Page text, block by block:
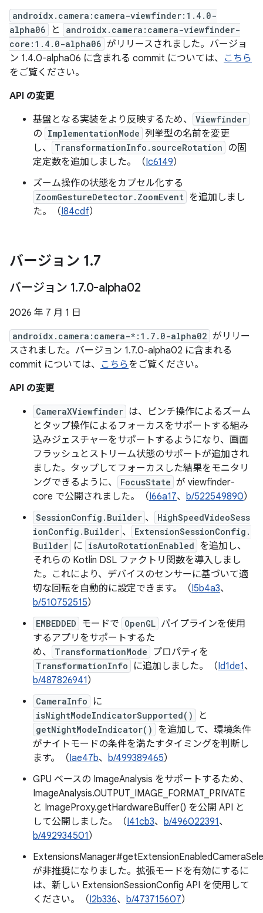
androidx.camera:camera-viewfinder:1.4.0-
alpha06
と
androidx.camera:camera-viewfinder-
core:1.4.0-alpha06 がリリースされました。バージョ
ン 1.4.0-alpha06 に含まれる commit については、 こちら
をご覧ください。
API の変更
基盤となる実装をより反映するため、
Viewfinder
の ImplementationMode 列挙型の名前を変更
し、
TransformationInfo.sourceRotation の固
定定数を追加しました。（Ic6149）
ズーム操作の状態をカプセル化する
ZoomGestureDetector.ZoomEvent を追加しまし
た。（I84cdf）
バージョン 1.7
バージョン 1.7.0-alpha02
2026 年 7 月 1 日
androidx.camera:camera-*:1.7.0-alpha02 がリリー
スされました。バージョン 1.7.0-alpha02 に含まれる
commit については、 こちらをご覧ください。
API の変更
CameraXViewfinder は、ピンチ操作によるズーム
とタップ操作によるフォーカスをサポートする組み
込みジェスチャーをサポートするようになり、画面
フラッシュとストリーム状態のサポートが追加され
ました。タップしてフォーカスした結果をモニタリ
ングできるように、
FocusState が viewfinder-
core で公開されました。（I66a17、 b/522549890）
SessionConfig.Builder 、
HighSpeedVideoSess
ionConfig.Builder 、
ExtensionSessionConfig.
Builder に isAutoRotationEnabled を追加し、
それらの Kotlin DSL ファクトリ関数を導入しまし
た。これにより、デバイスのセンサーに基づいて適
切な回転を自動的に設定できます。（I5b4a3、
b/510752515）
EMBEDDED モードで OpenGL パイプラインを使用
するアプリをサポートするた
め、
TransformationMode プロパティを
TransformationInfo に追加しました。（Id1de1、
b/487826941）
CameraInfo に
isNightModeIndicatorSupported() と
getNightModeIndicator()
を追加して、環境条件
がナイトモードの条件を満たすタイミングを判断し
ます。（Iae47b、 b/499389465）
GPU ベースの ImageAnalysis をサポートするため、
ImageAnalysis.OUTPUT_IMAGE_FORMAT_PRIVATE
と ImageProxy.getHardwareBuffer() を公開 API と
して公開しました。（I41cb3、 b/496022391、
b/492934501）
が非推奨になりました。拡張モードを有効にするに
は、新しい ExtensionSessionConfig API を使用して
ください。（I2b336、 b/473715607）